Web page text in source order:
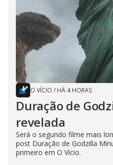
O VÍCIO / HÁ 4 HORAS
Duração de
revelada
Será o segundo filme mais
post Duração de Godzilla
primeiro em O Vício.